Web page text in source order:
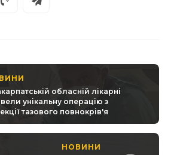
обласній лікарні
унікальну операцію з
тазового повнокрів'я
НОВИНИ